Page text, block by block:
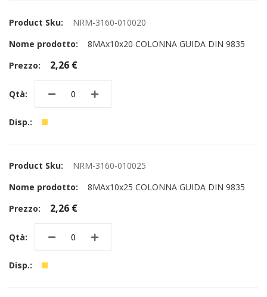
NRM-3160-010020
8MAx10x20 COLONNA GUIDA DIN 9835
2,26 €
NRM-3160-010025
8MAx10x25 COLONNA GUIDA DIN 9835
2,26 €